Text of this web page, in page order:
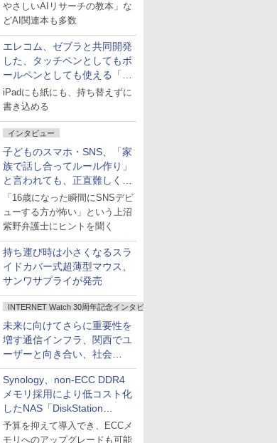
やさしいAIリサーチの教本」な
どAI関連本も多数
エレコム、ゼブラと共同開発
した、タッチペンとしてもボ
ールペンとしても使える「ス
タイラスツーウェイ」発売
iPadにも紙にも、持ち替えずに
書き込める
インタビュー
子どものスマホ・SNS、「家
族で話し合ってルール作り」
と言われても、正直難しくな
いですか？
「16歳になった瞬間にSNSデビ
ューする方が怖い」という上沼
紫野弁護士にヒントを聞く
持ち運び時は小さくなるスラ
イドカバー式超薄型マウス、
サンワサプライが発売
INTERNET Watch 30周年記念インタビュー
未来に向けてさらに重要性を
増す通信インフラ、関西でユ
ーザーと向き合い、社会
の“あたらしい”を起動し続け
る～オプテージ
Synology、non-ECC DDR4
メモリ採用により低コスト化
したNAS「DiskStation
neo+」シリーズ
予算を抑えて導入でき、ECCメ
モリへのアップグレードも可能